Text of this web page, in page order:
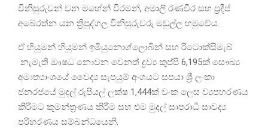
විනිසුරුවන් වන මහේන් වීරමන්, අමාලි රණවීර සහ ප්‍රදීප්
අබේරත්න යන ත්‍රිපුද්ගල විනිසුරුවරු මඩුල්ල හමුවේය.
ඒ හියුමන් හියුමන් ඉමියුනොග්ලොබින් සහ රිටොක්සිමැබ්
නැමැති ඖෂධ නොවන වෙනත් ද්‍රව්‍ය කුප්පි 6,195ක් සෞඛ්‍ය
අමාත්‍යාංශයේ වෛද්‍ය සැපයුම් අංශයට සපයා ශ්‍රී ලංකා
ජනරජයේ මුදල් රුපියල් ලක්ෂ 1,444ක් වංක ලෙස ව්‍යපහරණය
කිරීමට කුමන්ත්‍රණය කිරීම සහ එම මුදල් සාපරාධී සාවද්‍ය
පරිහරණය සම්බන්ධයෙනි.